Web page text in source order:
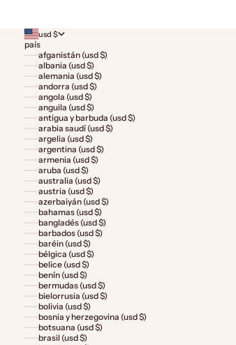
usd $
país
afganistán (usd $)
albania (usd $)
alemania (usd $)
andorra (usd $)
angola (usd $)
anguila (usd $)
antigua y barbuda (usd $)
arabia saudí (usd $)
argelia (usd $)
argentina (usd $)
armenia (usd $)
aruba (usd $)
australia (usd $)
austria (usd $)
azerbaiyán (usd $)
bahamas (usd $)
bangladés (usd $)
barbados (usd $)
baréin (usd $)
bélgica (usd $)
belice (usd $)
benín (usd $)
bermudas (usd $)
bielorrusia (usd $)
bolivia (usd $)
bosnia y herzegovina (usd $)
botsuana (usd $)
brasil (usd $)